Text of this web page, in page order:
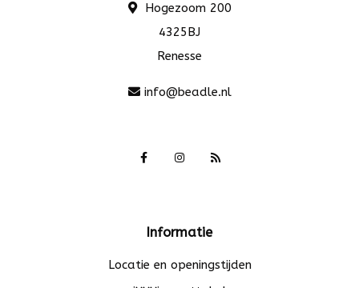
Hogezoom 200
4325BJ
Renesse
info@beadle.nl
Informatie
Locatie en openingstijden